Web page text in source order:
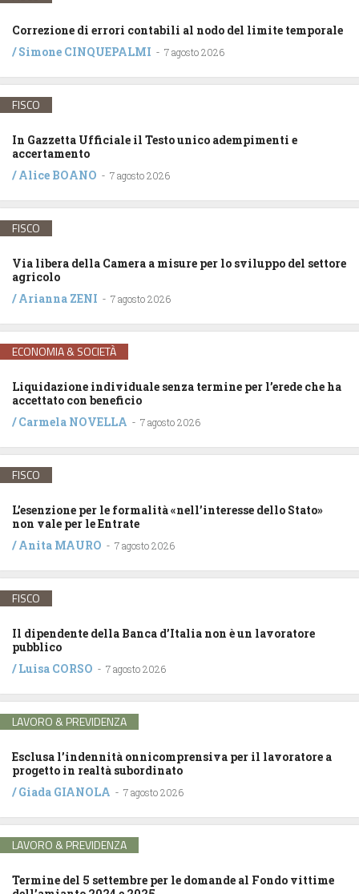
Correzione di errori contabili al nodo del limite temporale
/Simone CINQUEPALMI - 7 agosto 2026
FISCO
In Gazzetta Ufficiale il Testo unico adempimenti e
accertamento
/Alice BOANO - 7 agosto 2026
FISCO
Via libera della Camera a misure per lo sviluppo del settore
agricolo
/Arianna ZENI - 7 agosto 2026
ECONOMIA & SOCIETÀ
Liquidazione individuale senza termine per l’erede che ha
accettato con beneficio
/Carmela NOVELLA - 7 agosto 2026
FISCO
L’esenzione per le formalità «nell’interesse dello Stato»
non vale per le Entrate
/Anita MAURO - 7 agosto 2026
FISCO
Il dipendente della Banca d’Italia non è un lavoratore
pubblico
/Luisa CORSO - 7 agosto 2026
LAVORO & PREVIDENZA
Esclusa l’indennità onnicomprensiva per il lavoratore a
progetto in realtà subordinato
/Giada GIANOLA - 7 agosto 2026
LAVORO & PREVIDENZA
Termine del 5 settembre per le domande al Fondo vittime